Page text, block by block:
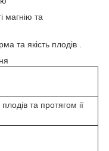
магнію та
та якість плодів .
та протягом ії